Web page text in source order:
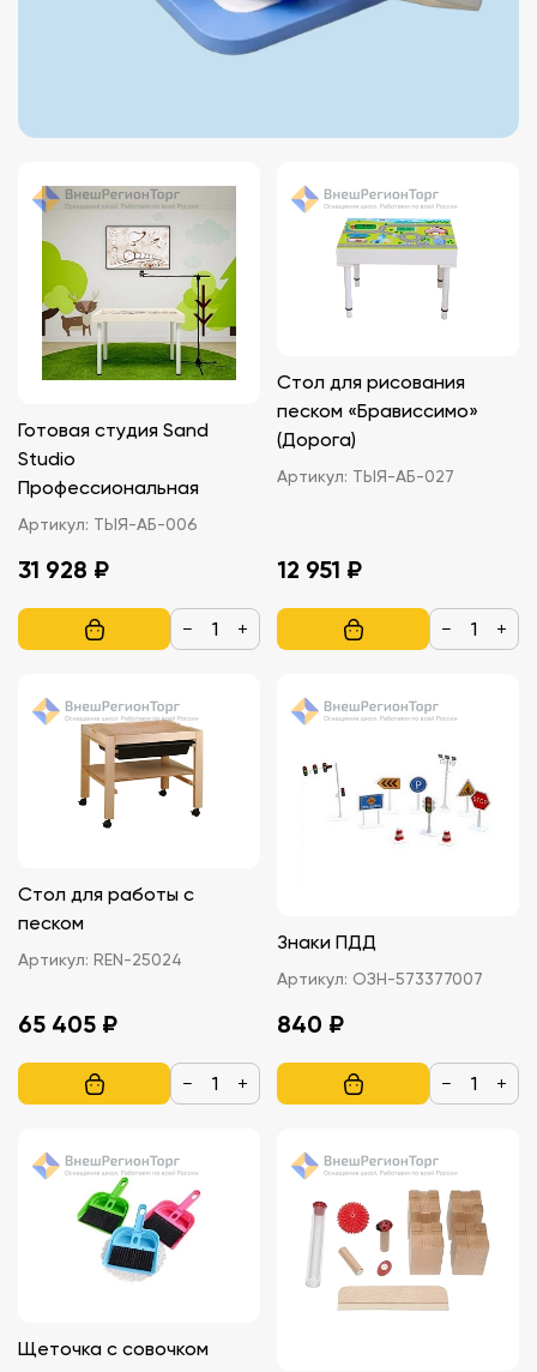
Готовая студия Sand
Studio
Профессиональная
Артикул: ТЫЯ-АБ-006
31 928 ₽
− +
Стол для рисования
песком «Брависсимо»
(Дорога)
Артикул: ТЫЯ-АБ-027
12 951 ₽
− +
Стол для работы с
песком
Артикул: REN-25024
65 405 ₽
− +
Знаки ПДД
Артикул: ОЗН-573377007
840 ₽
− +
Щеточка с совочком